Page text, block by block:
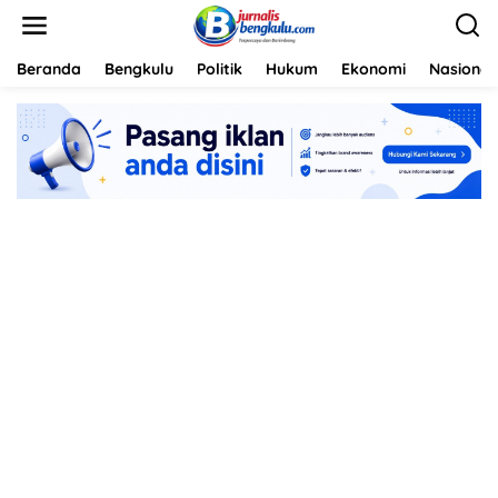
Beranda Bengkulu Politik Hukum Ekonomi Nasional